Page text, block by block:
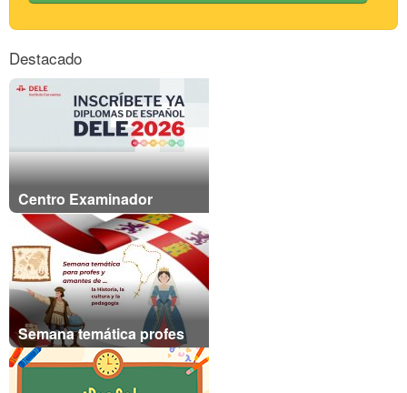
Destacado
Centro Examinador
Semana temática profes